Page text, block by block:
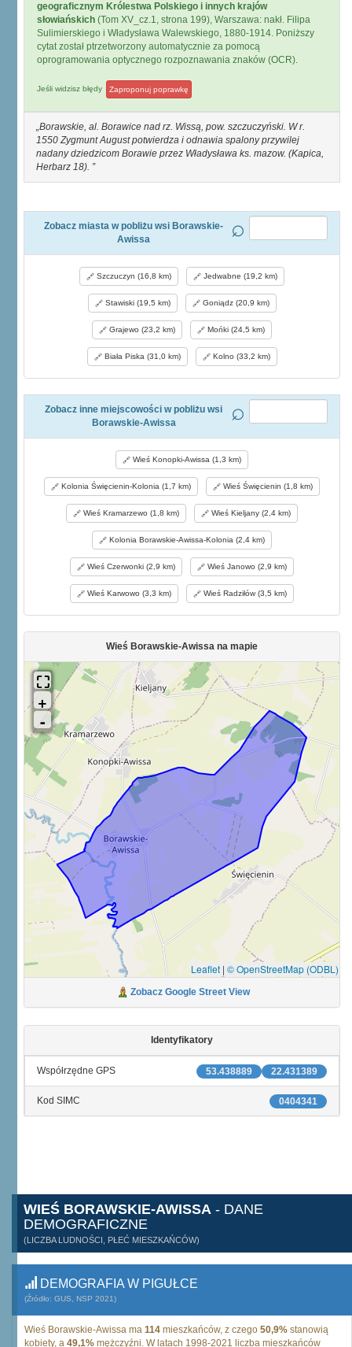
geograficznym Królestwa Polskiego i innych krajów
słowiańskich (Tom XV_cz.1, strona 199), Warszawa: nakł. Filipa
Sulimierskiego i Władysława Walewskiego, 1880-1914. Poniższy
cytat został ptrzetworzony automatycznie za pomocą
oprogramowania optycznego rozpoznawania znaków (OCR).
Jeśli widzisz błędy Zaproponuj poprawkę
Borawskie, al. Borawice nad rz. Wissą, pow. szczuczyński. W r.
1550 Zygmunt August potwierdza i odnawia spalony przywilej
nadany dziedzicom Borawie przez Władysława ks. mazow. (Kapica,
Herbarz 18).
Zobacz miasta w pobliżu wsi Borawskie-
Awissa
Szczuczyn (16,8 km) Jedwabne (19,2 km)
Stawiski (19,5 km) Goniądz (20,9 km)
Grajewo (23,2 km) Mońki (24,5 km)
Biała Piska (31,0 km) Kolno (33,2 km)
Zobacz inne miejscowości w pobliżu wsi
Borawskie-Awissa
Wieś Konopki-Awissa (1,3 km)
Kolonia Święcienin-Kolonia (1,7 km) Wieś Święcienin (1,8 km)
Wieś Kramarzewo (1,8 km) Wieś Kieljany (2,4 km)
Kolonia Borawskie-Awissa-Kolonia (2,4 km)
Wieś Czerwonki (2,9 km) Wieś Janowo (2,9 km)
Wieś Karwowo (3,3 km) Wieś Radziłów (3,5 km)
Wieś Borawskie-Awissa na mapie
Leaflet | © OpenStreetMap (ODBL)
Zobacz Google Street View
Identyfikatory
22.431389
53.438889
Współrzędne GPS
0404341
Kod SIMC
WIEŚ BORAWSKIE-AWISSA - DANE
DEMOGRAFICZNE
(LICZBA LUDNOŚCI, PŁEĆ MIESZKAŃCÓW)
DEMOGRAFIA W PIGUŁCE
(Źródło: GUS, NSP 2021)
Wieś Borawskie-Awissa ma 114 mieszkańców, z czego 50,9% stanowią
kobiety, a 49,1% mężczyźni. W latach 1998-2021 liczba mieszkańców